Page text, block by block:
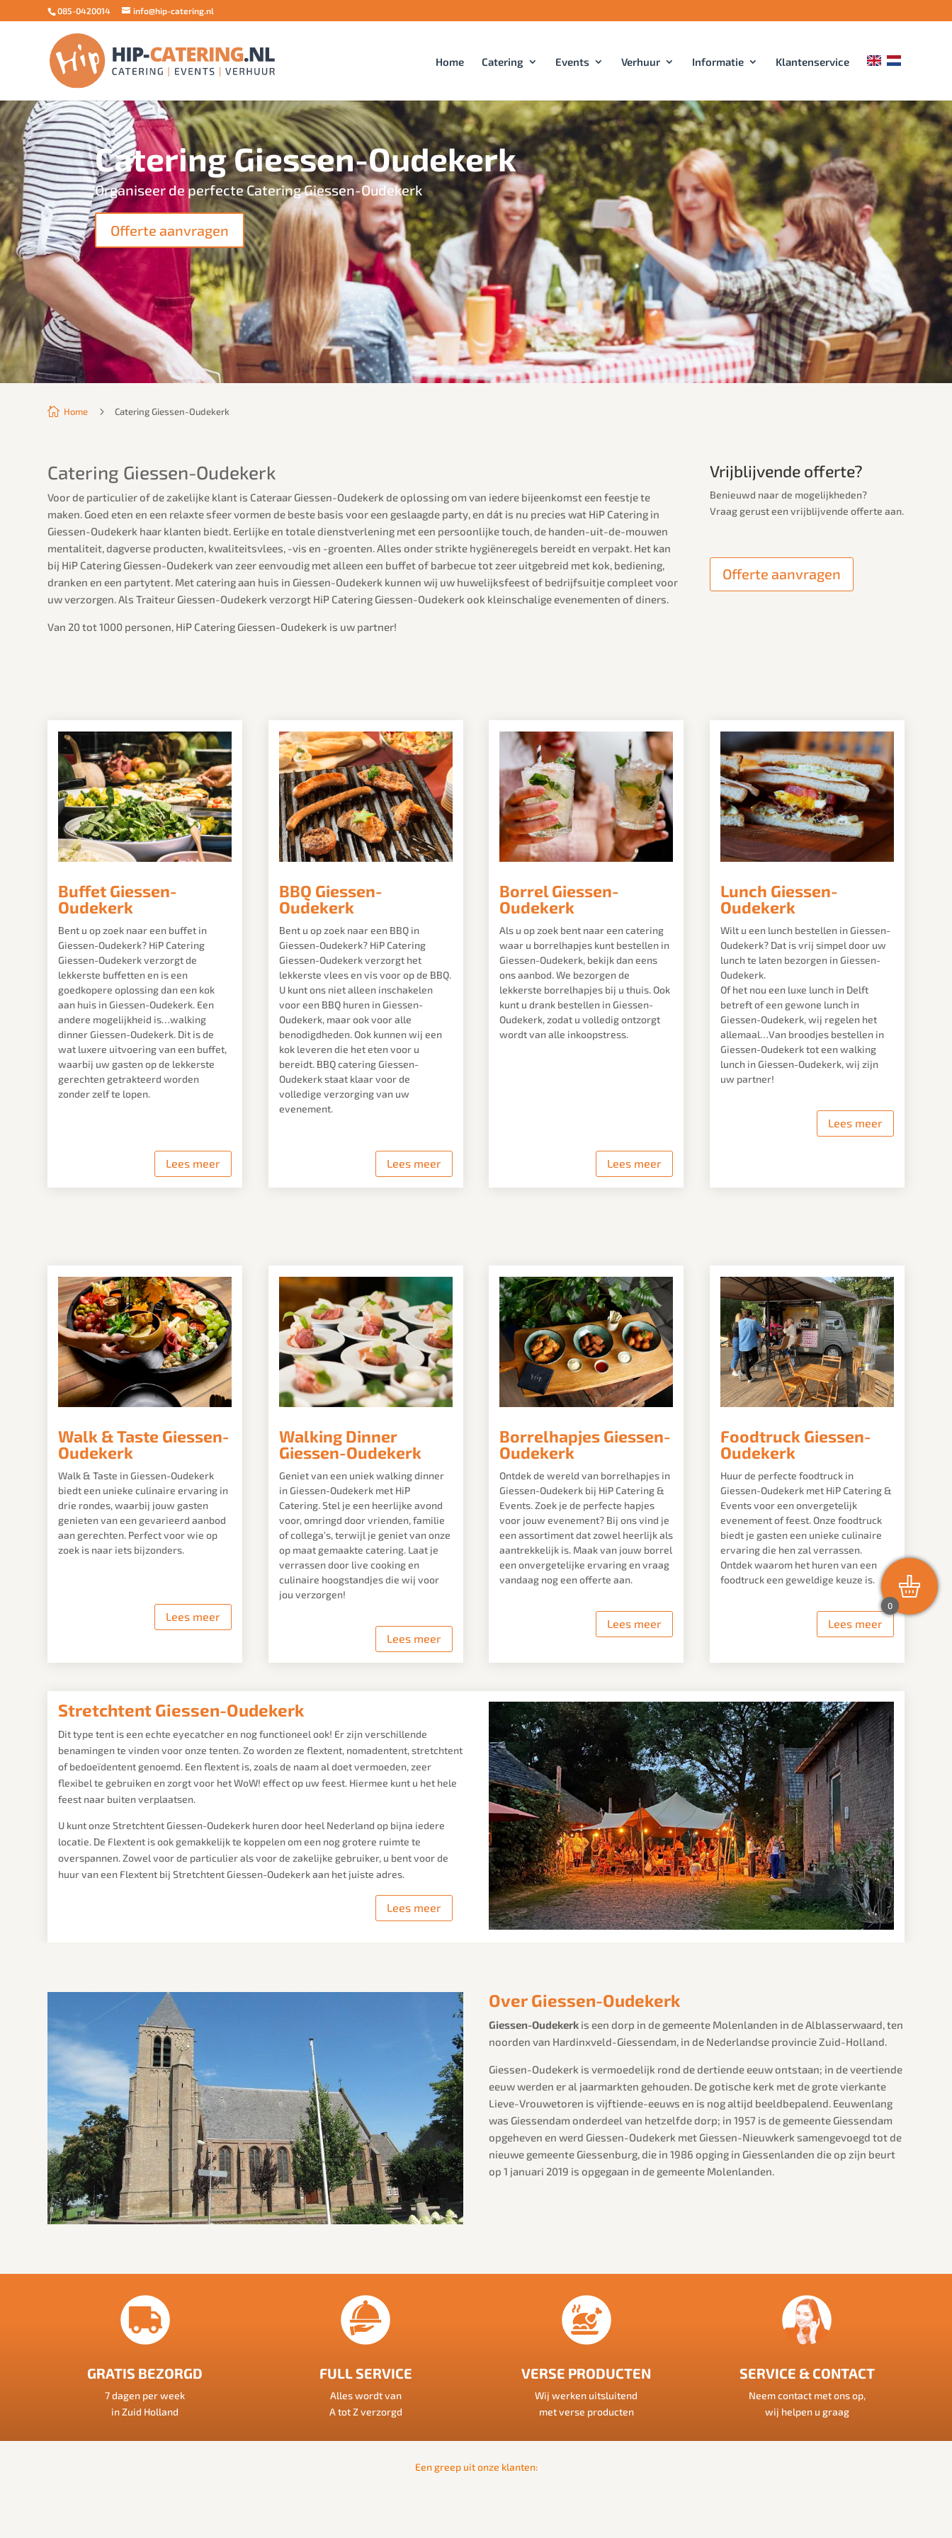
085-0420014 info@hip-catering.nl
Home Catering Events Verhuur Informatie Klantenservice
Catering Giessen-Oudekerk
Organiseer de perfecte Catering Giessen-Oudekerk
Offerte aanvragen
 Home 5 Catering Giessen-Oudekerk
Catering Giessen-Oudekerk
Voor de particulier of de zakelijke klant is Cateraar Giessen-Oudekerk de oplossing om van iedere bijeenkomst een feestje te
maken. Goed eten en een relaxte sfeer vormen de beste basis voor een geslaagde party, en dát is nu precies wat HiP Catering in
Giessen-Oudekerk haar klanten biedt. Eerlijke en totale dienstverlening met een persoonlijke touch, de handen-uit-de-mouwen
mentaliteit, dagverse producten, kwaliteitsvlees, -vis en -groenten. Alles onder strikte hygiëneregels bereidt en verpakt. Het kan
bij HiP Catering Giessen-Oudekerk van zeer eenvoudig met alleen een buffet of barbecue tot zeer uitgebreid met kok, bediening,
dranken en een partytent. Met catering aan huis in Giessen-Oudekerk kunnen wij uw huwelijksfeest of bedrijfsuitje compleet voor
uw verzorgen. Als Traiteur Giessen-Oudekerk verzorgt HiP Catering Giessen-Oudekerk ook kleinschalige evenementen of diners.
Van 20 tot 1000 personen, HiP Catering Giessen-Oudekerk is uw partner!
Vrijblijvende offerte?
Benieuwd naar de mogelijkheden?
Vraag gerust een vrijblijvende offerte aan.
Offerte aanvragen
Buffet Giessen-
Oudekerk
Bent u op zoek naar een buffet in
Giessen-Oudekerk? HiP Catering
Giessen-Oudekerk verzorgt de
lekkerste buffetten en is een
goedkopere oplossing dan een kok
aan huis in Giessen-Oudekerk. Een
andere mogelijkheid is…walking
dinner Giessen-Oudekerk. Dit is de
wat luxere uitvoering van een buffet,
waarbij uw gasten op de lekkerste
gerechten getrakteerd worden
zonder zelf te lopen.
Lees meer
BBQ Giessen-
Oudekerk
Bent u op zoek naar een BBQ in
Giessen-Oudekerk? HiP Catering
Giessen-Oudekerk verzorgt het
lekkerste vlees en vis voor op de BBQ.
U kunt ons niet alleen inschakelen
voor een BBQ huren in Giessen-
Oudekerk, maar ook voor alle
benodigdheden. Ook kunnen wij een
kok leveren die het eten voor u
bereidt. BBQ catering Giessen-
Oudekerk staat klaar voor de
volledige verzorging van uw
evenement.
Lees meer
Borrel Giessen-
Oudekerk
Als u op zoek bent naar een catering
waar u borrelhapjes kunt bestellen in
Giessen-Oudekerk, bekijk dan eens
ons aanbod. We bezorgen de
lekkerste borrelhapjes bij u thuis. Ook
kunt u drank bestellen in Giessen-
Oudekerk, zodat u volledig ontzorgt
wordt van alle inkoopstress.
Lees meer
Lunch Giessen-
Oudekerk
Wilt u een lunch bestellen in Giessen-
Oudekerk? Dat is vrij simpel door uw
lunch te laten bezorgen in Giessen-
Oudekerk.
Of het nou een luxe lunch in Delft
betreft of een gewone lunch in
Giessen-Oudekerk, wij regelen het
allemaal…Van broodjes bestellen in
Giessen-Oudekerk tot een walking
lunch in Giessen-Oudekerk, wij zijn
uw partner!
Lees meer
Walk & Taste Giessen-
Oudekerk
Walk & Taste in Giessen-Oudekerk
biedt een unieke culinaire ervaring in
drie rondes, waarbij jouw gasten
genieten van een gevarieerd aanbod
aan gerechten. Perfect voor wie op
zoek is naar iets bijzonders.
Lees meer
Walking Dinner
Giessen-Oudekerk
Geniet van een uniek walking dinner
in Giessen-Oudekerk met HiP
Catering. Stel je een heerlijke avond
voor, omringd door vrienden, familie
of collega’s, terwijl je geniet van onze
op maat gemaakte catering. Laat je
verrassen door live cooking en
culinaire hoogstandjes die wij voor
jou verzorgen!
Lees meer
Borrelhapjes Giessen-
Oudekerk
Ontdek de wereld van borrelhapjes in
Giessen-Oudekerk bij HiP Catering &
Events. Zoek je de perfecte hapjes
voor jouw evenement? Bij ons vind je
een assortiment dat zowel heerlijk als
aantrekkelijk is. Maak van jouw borrel
een onvergetelijke ervaring en vraag
vandaag nog een offerte aan.
Lees meer
Foodtruck Giessen-
Oudekerk
Huur de perfecte foodtruck in
Giessen-Oudekerk met HiP Catering &
Events voor een onvergetelijk
evenement of feest. Onze foodtruck
biedt je gasten een unieke culinaire
ervaring die hen zal verrassen.
Ontdek waarom het huren van een
foodtruck een geweldige keuze is.
Lees meer
Stretchtent Giessen-Oudekerk
Dit type tent is een echte eyecatcher en nog functioneel ook! Er zijn verschillende
benamingen te vinden voor onze tenten. Zo worden ze flextent, nomadentent, stretchtent
of bedoeïdentent genoemd. Een flextent is, zoals de naam al doet vermoeden, zeer
flexibel te gebruiken en zorgt voor het WoW! effect op uw feest. Hiermee kunt u het hele
feest naar buiten verplaatsen.
U kunt onze Stretchtent Giessen-Oudekerk huren door heel Nederland op bijna iedere
locatie. De Flextent is ook gemakkelijk te koppelen om een nog grotere ruimte te
overspannen. Zowel voor de particulier als voor de zakelijke gebruiker, u bent voor de
huur van een Flextent bij Stretchtent Giessen-Oudekerk aan het juiste adres.
Lees meer
Over Giessen-Oudekerk
Giessen-Oudekerk is een dorp in de gemeente Molenlanden in de Alblasserwaard, ten
noorden van Hardinxveld-Giessendam, in de Nederlandse provincie Zuid-Holland.
Giessen-Oudekerk is vermoedelijk rond de dertiende eeuw ontstaan; in de veertiende
eeuw werden er al jaarmarkten gehouden. De gotische kerk met de grote vierkante
Lieve-Vrouwetoren is vijftiende-eeuws en is nog altijd beeldbepalend. Eeuwenlang
was Giessendam onderdeel van hetzelfde dorp; in 1957 is de gemeente Giessendam
opgeheven en werd Giessen-Oudekerk met Giessen-Nieuwkerk samengevoegd tot de
nieuwe gemeente Giessenburg, die in 1986 opging in Giessenlanden die op zijn beurt
op 1 januari 2019 is opgegaan in de gemeente Molenlanden.
GRATIS BEZORGD
7 dagen per week
in Zuid Holland
FULL SERVICE
Alles wordt van
A tot Z verzorgd
VERSE PRODUCTEN
Wij werken uitsluitend
met verse producten
SERVICE & CONTACT
Neem contact met ons op,
wij helpen u graag
Een greep uit onze klanten:
0